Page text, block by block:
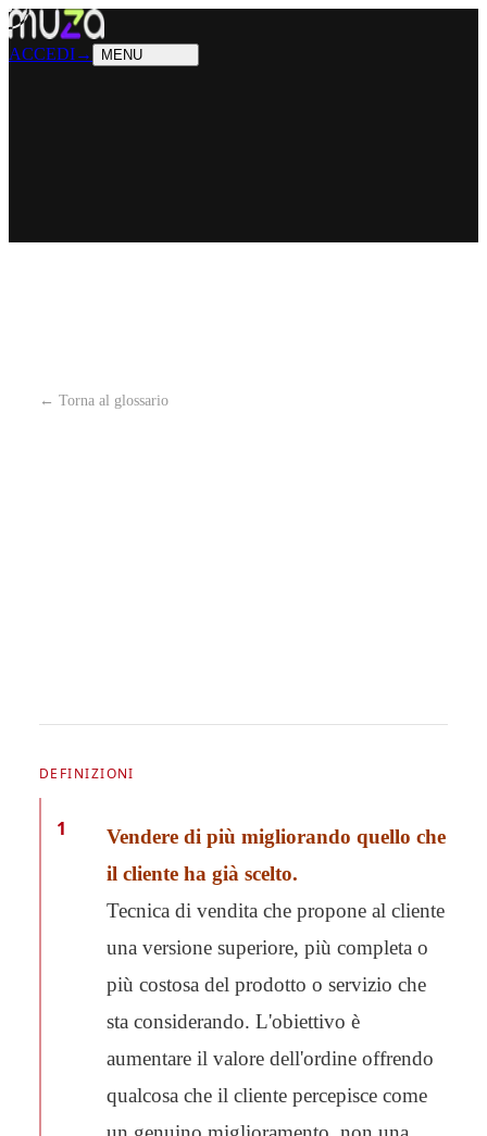
ACCEDI→ MENU
PRODOTTI Cosa sappiamo fare
SOLUZIONIChi possiamo aiutare
← Torna al glossario
DEFINIZIONI
1
Vendere di più migliorando quello che
il cliente ha già scelto.
Tecnica di vendita che propone al cliente
una versione superiore, più completa o
più costosa del prodotto o servizio che
sta considerando. L'obiettivo è
aumentare il valore dell'ordine offrendo
qualcosa che il cliente percepisce come